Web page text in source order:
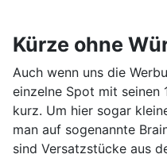
Kürze ohne
Auch wenn uns die
einzelne Spot mit seinen
kurz. Um hier sogar
man auf sogenannte
sind Versatzstücke aus